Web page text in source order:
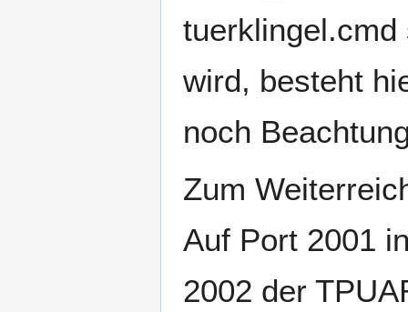
wird, besteht
noch
Zum
Auf Port 2001
2002 der